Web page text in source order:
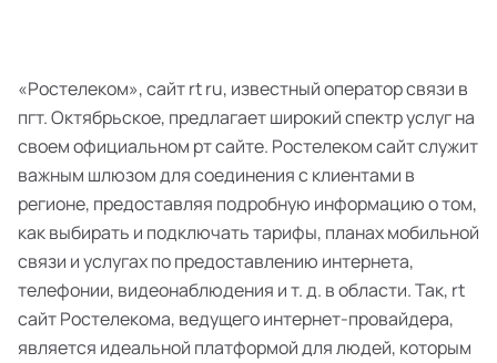
«Ростелеком», сайт rt ru, известный оператор связи в
пгт. Октябрьское, предлагает широкий спектр услуг на
своем официальном рт сайте. Ростелеком сайт служит
важным шлюзом для соединения с клиентами в
регионе, предоставляя подробную информацию о том,
как выбирать и подключать тарифы, планах мобильной
связи и услугах по предоставлению интернета,
телефонии, видеонаблюдения и т. д. в области. Так, rt
сайт Ростелекома, ведущего интернет-провайдера,
является идеальной платформой для людей, которым